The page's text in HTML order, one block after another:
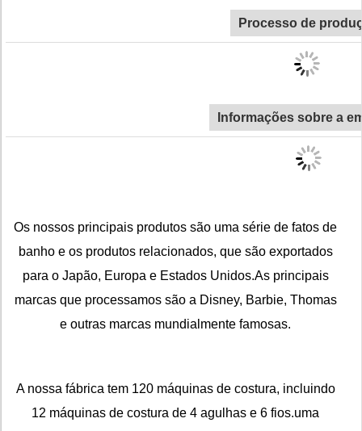
Processo de
Informações sobre a
Os nossos principais produtos são uma série de fatos de
banho e os produtos relacionados, que são exportados
para o Japão, Europa e Estados Unidos.As principais
marcas que processamos são a Disney, Barbie, Thomas
e outras marcas mundialmente famosas.
A nossa fábrica tem 120 máquinas de costura, incluindo
12 máquinas de costura de 4 agulhas e 6 fios.uma